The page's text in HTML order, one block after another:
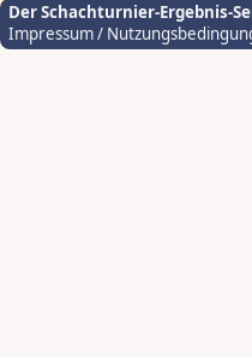
Der Schachturnier-Ergebnis-
Impressum /